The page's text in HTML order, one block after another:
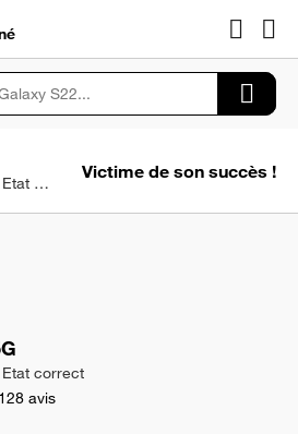
512Go | Noir | Dual sim | Etat correct
Victime de son succès !
correct
128 avis